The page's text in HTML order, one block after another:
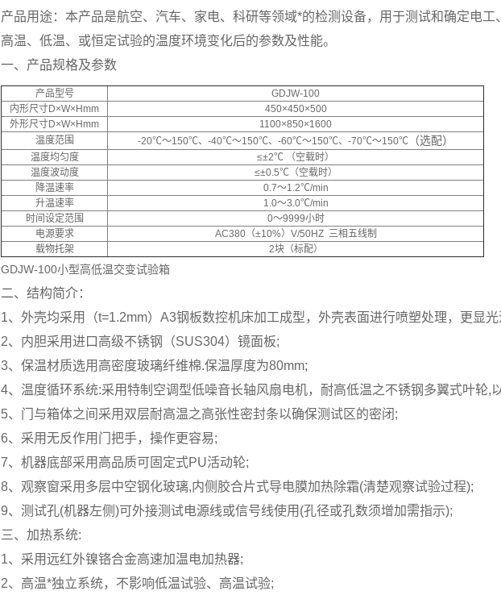
产品用途：本产品是航空、汽车、家电、科研等领域*的检测设备，用于测试和确定电
高温、低温、或恒定试验的温度环境变化后的参数及性能。
一、产品规格及参数
产品型号
GDJW-100
内形尺寸D×W×Hmm
450×450×500
外形尺寸D×W×Hmm
1100×850×1600
温度范围
-20℃～150℃、-40℃～150℃、-60℃～150℃、-70℃～150℃ （选配）
温度均匀度
≤±2℃ （空载时）
温度波动度
≤±0.5℃（空载时）
降温速率
0.7～1.2℃/min
升温速率
1.0～3.0℃/min
时间设定范围
0～9999小时
电源要求
AC380（±10%）V/50HZ 三相五线制
载物托架
2块（标配）
GDJW-100小型高低温交变试验箱
二、结构简介：
1、外壳均采用（t=1.2mm）A3钢板数控机床加工成型，外壳表面进行喷塑处理，更显
2、内胆采用进口高级不锈钢（SUS304）镜面板;
3、保温材质选用高密度玻璃纤维棉.保温厚度为80mm;
4、温度循环系统:采用特制空调型低噪音长轴风扇电机，耐高低温之不锈钢多翼式叶轮,
5、门与箱体之间采用双层耐高温之高张性密封条以确保测试区的密闭;
6、采用无反作用门把手，操作更容易;
7、机器底部采用高品质可固定式PU活动轮;
8、观察窗采用多层中空钢化玻璃,内侧胶合片式导电膜加热除霜(清楚观察试验过程);
9、测试孔(机器左侧)可外接测试电源线或信号线使用(孔径或孔数须增加需指示);
三、加热系统:
1、采用远红外镍铬合金高速加温电加热器;
2、高温*独立系统，不影响低温试验、高温试验;